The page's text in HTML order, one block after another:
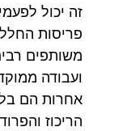
זה יכול
פריסות החלל
משותפים רבים
ועבודה
אחרות הם
הריכוז